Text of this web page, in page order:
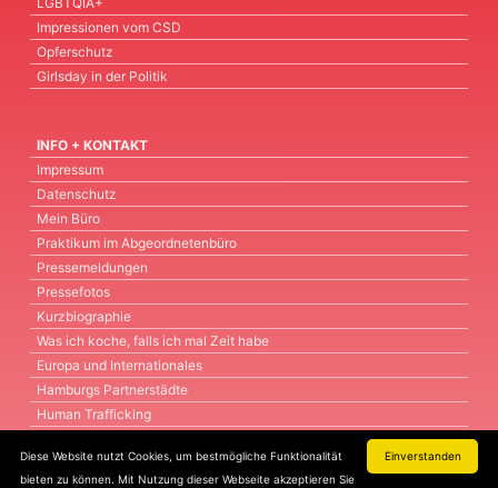
Impressionen vom CSD
Opferschutz
Girlsday in der Politik
INFO + KONTAKT
Impressum
Datenschutz
Mein Büro
Praktikum im Abgeordnetenbüro
Pressemeldungen
Pressefotos
Kurzbiographie
Was ich koche, falls ich mal Zeit habe
Europa und Internationales
Hamburgs Partnerstädte
Human Trafficking
Arbeitsmarkt und Wohlfahrt
Einverstanden
Diese Website nutzt Cookies, um bestmögliche Funktionalität
bieten zu können. Mit Nutzung dieser Webseite akzeptieren Sie